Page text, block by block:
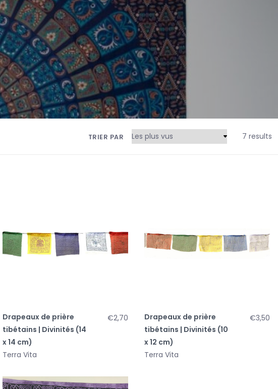
TRIER PAR 7 results
Drapeaux de prière
tibétains | Divinités (14
x 14 cm)
Terra Vita
€2,70
Drapeaux de prière
tibétains | Divinités (10
x 12 cm)
Terra Vita
€3,50